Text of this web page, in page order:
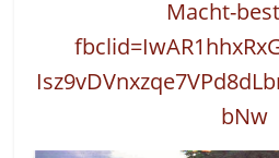
Macht-
bNw